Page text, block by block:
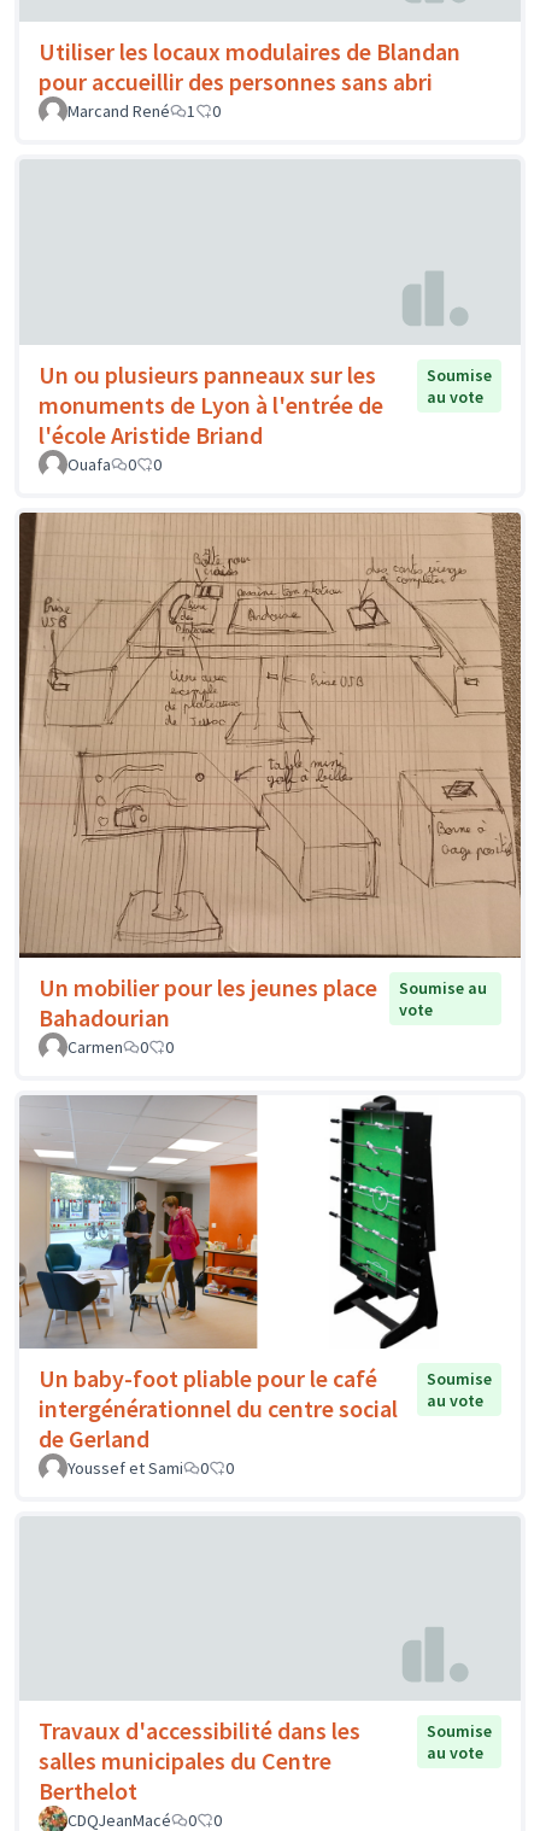
Utiliser les locaux modulaires de Blandan
pour accueillir des personnes sans abri
Marcand René 1 0
Un ou plusieurs panneaux sur les
monuments de Lyon à l'entrée de
l'école Aristide Briand
Soumise
au vote
Ouafa 0 0
Un mobilier pour les jeunes place
Bahadourian
Soumise au
vote
Carmen
0 0
Un baby-foot pliable pour le café
intergénérationnel du centre social
de Gerland
Soumise
au vote
Youssef et Sami 0 0
Travaux d'accessibilité dans les
salles municipales du Centre
Berthelot
Soumise
au vote
CDQJeanMacé 0 0